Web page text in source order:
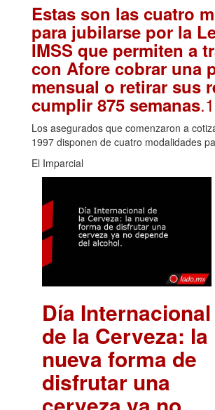
Estas son las cuatro
para jubilarse por la
IMSS que permiten a
con Afore cobrar una
mensual o retirar sus
cumplir 875 semanas
Los asegurados que comenzaron a
1997 disponen de cuatro modalidades
El Imparcial
Día Internacional
de la Cerveza: la
nueva forma de
disfrutar una